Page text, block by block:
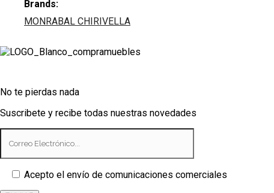
Brands:
MONRABAL CHIRIVELLA
No te pierdas nada
Suscribete y recibe todas nuestras novedades
Acepto el envío de comunicaciones comerciales